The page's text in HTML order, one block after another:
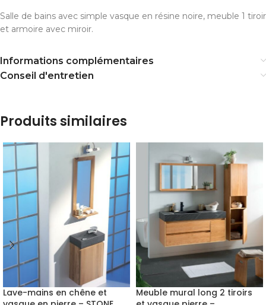
Salle de bains avec simple vasque en résine noire, meuble 1 tiroir
et armoire avec miroir.
Informations complémentaires
Conseil d'entretien
Produits similaires
Lave-mains en chêne et
Meuble mural long 2 tiroirs